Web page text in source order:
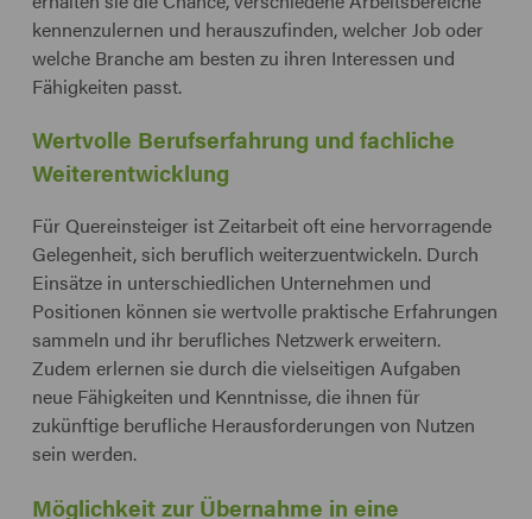
kennenzulernen und herauszufinden, welcher Job oder
welche Branche am besten zu ihren Interessen und
Fähigkeiten passt.
Wertvolle Berufserfahrung und fachliche
Weiterentwicklung
Für Quereinsteiger ist Zeitarbeit oft eine hervorragende
Gelegenheit, sich beruflich weiterzuentwickeln. Durch
Einsätze in unterschiedlichen Unternehmen und
Positionen können sie wertvolle praktische Erfahrungen
sammeln und ihr berufliches Netzwerk erweitern.
Zudem erlernen sie durch die vielseitigen Aufgaben
neue Fähigkeiten und Kenntnisse, die ihnen für
zukünftige berufliche Herausforderungen von Nutzen
sein werden.
Möglichkeit zur Übernahme in eine